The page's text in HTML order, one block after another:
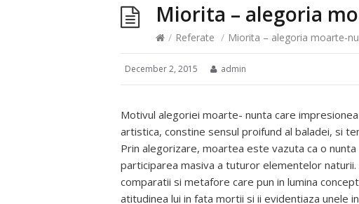
Miorita – alegoria
/ Referate / Miorita – alegoria moarte-
December 2, 2015 admin
Motivul alegoriei moarte- nunta care
artistica, constine sensul proifund al baladei, si
Prin alegorizare, moartea este vazuta ca o
participarea masiva a tuturor elementelor
comparatii si metafore care pun in lumina
atitudinea lui in fata mortii si ii evidentiaza unele